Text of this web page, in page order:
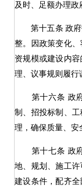
及时、足额办理政
第十五条 政
整。因政策变化
资规模或建设内
理、议事规则履行
第十六条 政
制、招投标制、
理，确保质量、安
第十七条 政
地、规划、施工
建设条件，配齐